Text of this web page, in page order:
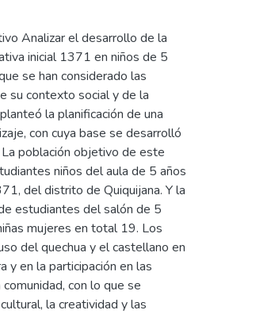
Analizar el desarrollo de la
inicial 1371 en niños de 5
se han considerado las
su contexto social y de la
la planificación de una
con cuya base se desarrolló
población objetivo de este
niños del aula de 5 años
del distrito de Quiquijana. Y la
estudiantes del salón de 5
mujeres en total 19. Los
del quechua y el castellano en
y en la participación en las
con lo que se
la creatividad y las